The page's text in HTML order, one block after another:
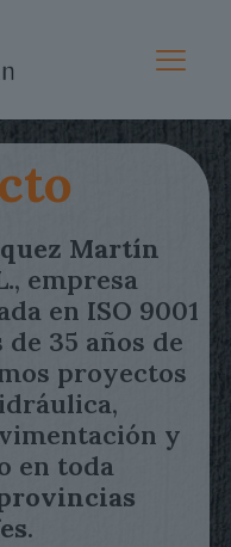
Martín
, empresa
en ISO 9001
de 35 años de
proyectos
y
en toda
.